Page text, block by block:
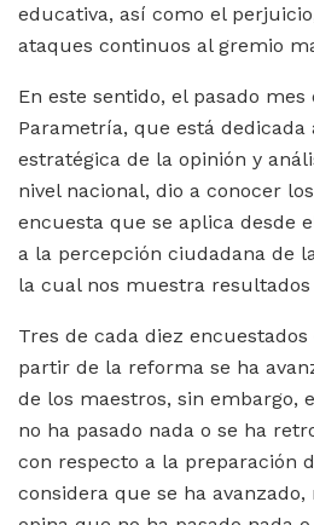
educativa, así como el
ataques continuos al gremio
En este sentido, el pasado
Parametría, que está dedicada
estratégica de la opinión y
nivel nacional, dio a conocer
encuesta que se aplica desde
a la percepción ciudadana de
la cual nos muestra
Tres de cada diez
partir de la reforma se ha
de los maestros, sin embargo,
no ha pasado nada o se ha
con respecto a la preparación
considera que se ha avanzado,